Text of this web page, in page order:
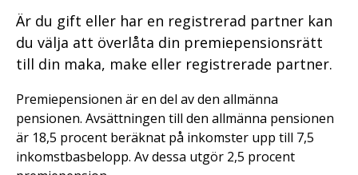
Är du gift eller har en registrerad partner kan
du välja att överlåta din premiepensionsrätt
till din maka, make eller registrerade partner.
Premiepensionen är en del av den allmänna
pensionen. Avsättningen till den allmänna pensionen
är 18,5 procent beräknat på inkomster upp till 7,5
inkomstbasbelopp. Av dessa utgör 2,5 procent